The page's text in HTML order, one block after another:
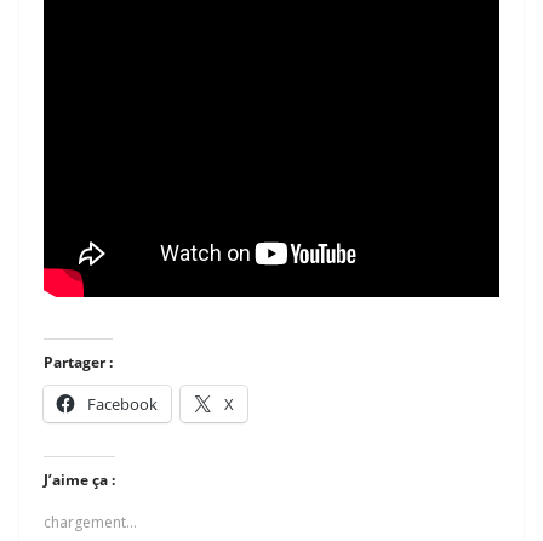
Partager :
Facebook X
J’aime ça :
chargement…